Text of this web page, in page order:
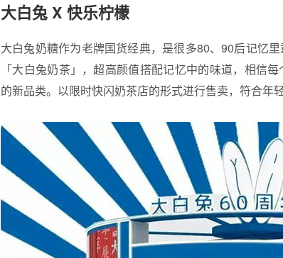
大白兔 X 快乐柠檬
大白兔奶糖作为老牌国货经典，是很多80、90后记忆
「大白兔奶茶」，超高颜值搭配记忆中的味道，相信
的新品类。以限时快闪奶茶店的形式进行售卖，符合年